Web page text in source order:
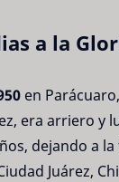
a la
en
era arriero y
dejando a
Juárez,